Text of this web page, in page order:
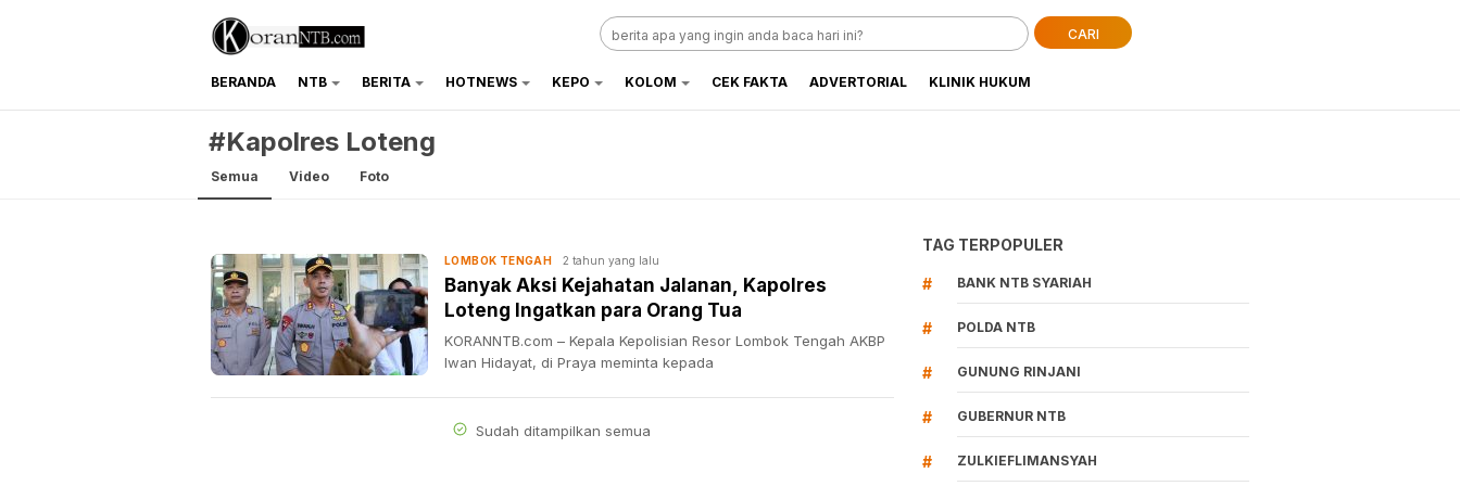
koranntb.com
CARI
BERANDA NTB BERITA HOTNEWS KEPO KOLOM CEK FAKTA ADVERTORIAL KLINIK HUKUM
#Kapolres Loteng
Semua Video Foto
LOMBOK TENGAH 2 tahun yang lalu
Banyak Aksi Kejahatan Jalanan, Kapolres
Loteng Ingatkan para Orang Tua
KORANNTB.com – Kepala Kepolisian Resor Lombok Tengah AKBP
Iwan Hidayat, di Praya meminta kepada
Sudah ditampilkan semua
TAG TERPOPULER
# BANK NTB SYARIAH
# POLDA NTB
# GUNUNG RINJANI
# GUBERNUR NTB
# ZULKIEFLIMANSYAH